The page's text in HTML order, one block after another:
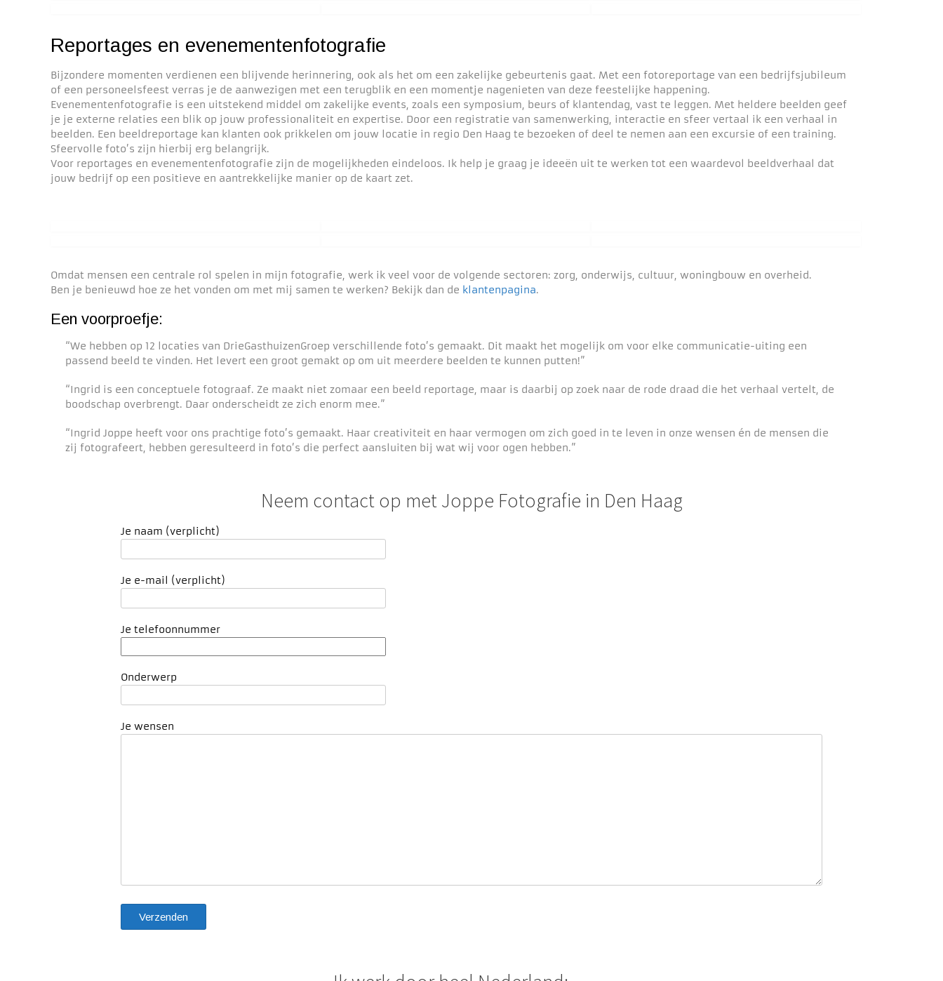
Reportages en evenementenfotografie
Bijzondere momenten verdienen een blijvende herinnering, ook als het om een zakelijke gebeurtenis gaat. Met een fotoreportage van een bedrijfsjubileum
of een personeelsfeest verras je de aanwezigen met een terugblik en een momentje nagenieten van deze feestelijke happening.
Evenementenfotografie is een uitstekend middel om zakelijke events, zoals een symposium, beurs of klantendag, vast te leggen. Met heldere beelden geef
je je externe relaties een blik op jouw professionaliteit en expertise. Door een registratie van samenwerking, interactie en sfeer vertaal ik een verhaal in
beelden. Een beeldreportage kan klanten ook prikkelen om jouw locatie in regio Den Haag te bezoeken of deel te nemen aan een excursie of een training.
Sfeervolle foto’s zijn hierbij erg belangrijk.
Voor reportages en evenementenfotografie zijn de mogelijkheden eindeloos. Ik help je graag je ideeën uit te werken tot een waardevol beeldverhaal dat
jouw bedrijf op een positieve en aantrekkelijke manier op de kaart zet.
Omdat mensen een centrale rol spelen in mijn fotografie, werk ik veel voor de volgende sectoren: zorg, onderwijs, cultuur, woningbouw en overheid.
Ben je benieuwd hoe ze het vonden om met mij samen te werken? Bekijk dan de klantenpagina.
Een voorproefje:
“We hebben op 12 locaties van DrieGasthuizenGroep verschillende foto’s gemaakt. Dit maakt het mogelijk om voor elke communicatie-uiting een
passend beeld te vinden. Het levert een groot gemakt op om uit meerdere beelden te kunnen putten!”
“Ingrid is een conceptuele fotograaf. Ze maakt niet zomaar een beeld reportage, maar is daarbij op zoek naar de rode draad die het verhaal vertelt, de
boodschap overbrengt. Daar onderscheidt ze zich enorm mee.”
“Ingrid Joppe heeft voor ons prachtige foto’s gemaakt. Haar creativiteit en haar vermogen om zich goed in te leven in onze wensen én de mensen die
zij fotografeert, hebben geresulteerd in foto’s die perfect aansluiten bij wat wij voor ogen hebben.”
Neem contact op met Joppe Fotografie in Den Haag
Je naam (verplicht)
Je e-mail (verplicht)
Je telefoonnummer
Onderwerp
Je wensen